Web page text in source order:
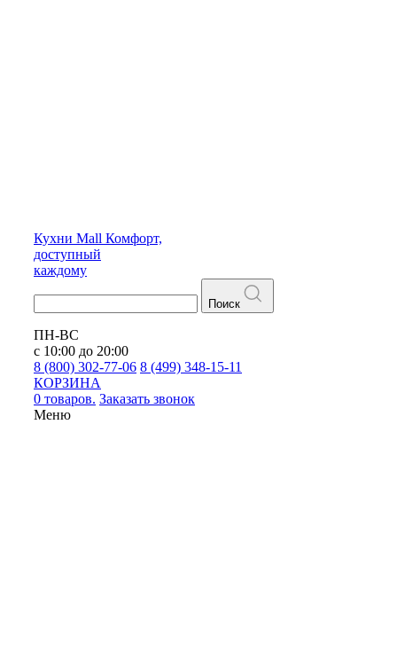
Кухни Mall Комфорт,
доступный
каждому
Поиск
ПН-ВС
с 10:00 до 20:00
8 (800) 302-77-06 8 (499) 348-15-11
КОРЗИНА
0 товаров. Заказать звонок
Меню